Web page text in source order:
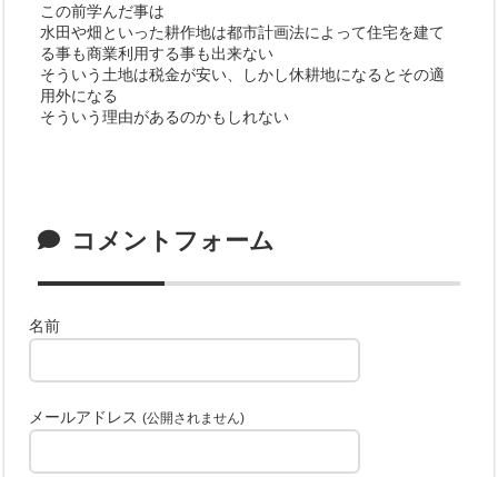
この前学んだ事は
水田や畑といった耕作地は都市計画法によって住宅を建て
る事も商業利用する事も出来ない
そういう土地は税金が安い、しかし休耕地になるとその適
用外になる
そういう理由があるのかもしれない
コメントフォーム
名前
メールアドレス(公開されません)